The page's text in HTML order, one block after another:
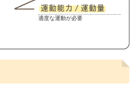
適度な運動が必要